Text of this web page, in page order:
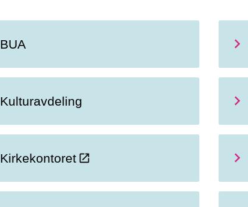
BUA
Kulturavdeling
Kirkekontoret